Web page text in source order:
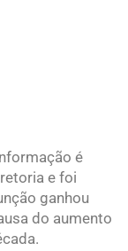
é
e foi
ganhou
do aumento